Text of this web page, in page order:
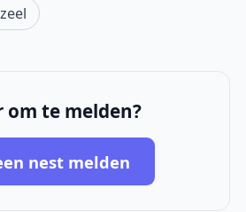
om te melden?
nest melden